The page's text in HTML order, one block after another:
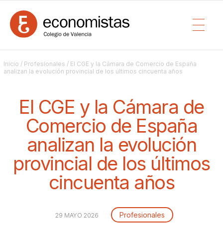
Inicio / Profesionales / El CGE y la Cámara de Comercio de España
analizan la evolución provincial de los últimos cincuenta años
El CGE y la Cámara de
Comercio de España
analizan la evolución
provincial de los últimos
cincuenta años
29 MAYO 2026 Profesionales